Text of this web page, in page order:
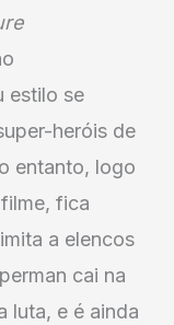
estilo se
heróis de
entanto, logo
fica
a elencos
cai na
luta, e é ainda